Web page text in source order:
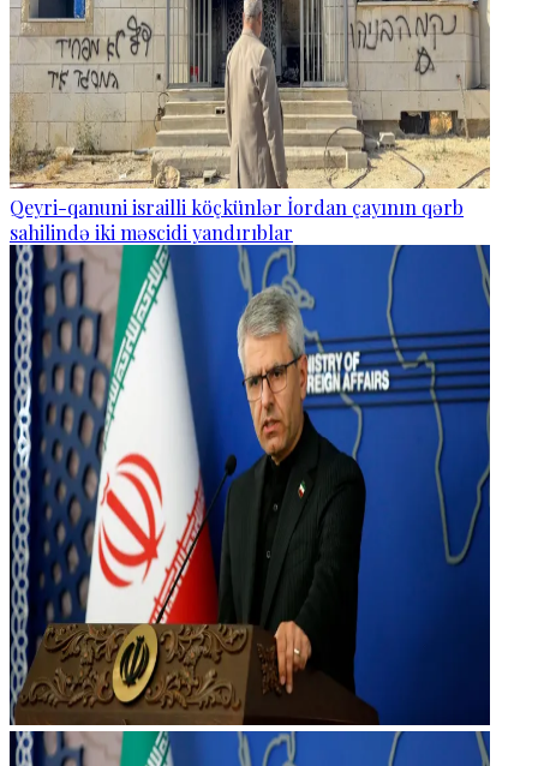
Qeyri-qanuni israilli köçkünlər İordan çayının qərb
sahilində iki məscidi yandırıblar